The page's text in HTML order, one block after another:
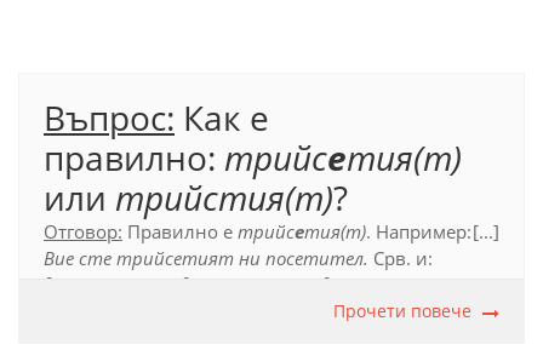
Въпрос: Как е
правилно: трийсетия(т)
или трийстия(т)?
Отговор: Правилно е трийсетия(т). Например:
Вие сте трийсетият ни посетител. Срв. и:
двайсети(ят), единайсети(ят), дванайсети(ят)
[...]
Прочети повече